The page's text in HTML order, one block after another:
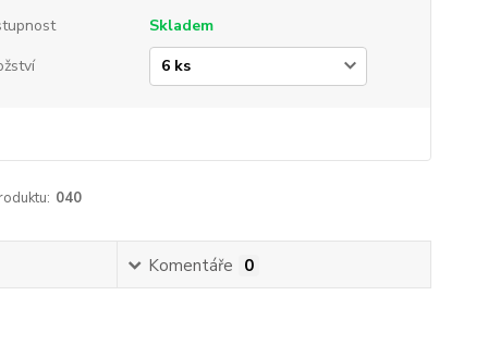
Skladem
040
Komentáře 0